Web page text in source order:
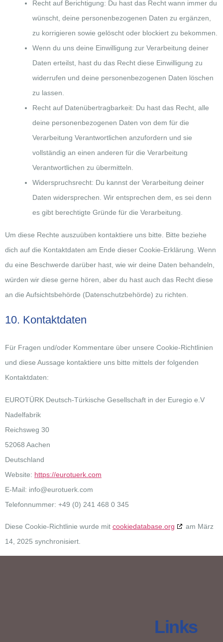
Recht auf Berichtigung: Du hast das Recht wann immer du
wünscht, deine personenbezogenen Daten zu ergänzen,
zu korrigieren sowie gelöscht oder blockiert zu bekommen.
Wenn du uns deine Einwilligung zur Verarbeitung deiner
Daten erteilst, hast du das Recht diese Einwilligung zu
widerrufen und deine personenbezogenen Daten löschen
zu lassen.
Recht auf Datenübertragbarkeit: Du hast das Recht, alle
deine personenbezogenen Daten von dem für die
Verarbeitung Verantwortlichen anzufordern und sie
vollständig an einen anderen für die Verarbeitung
Verantwortlichen zu übermitteln.
Widerspruchsrecht: Du kannst der Verarbeitung deiner
Daten widersprechen. Wir entsprechen dem, es sei denn
es gibt berechtigte Gründe für die Verarbeitung.
Um diese Rechte auszuüben kontaktiere uns bitte. Bitte beziehe
dich auf die Kontaktdaten am Ende dieser Cookie-Erklärung. Wenn
du eine Beschwerde darüber hast, wie wir deine Daten behandeln,
würden wir diese gerne hören, aber du hast auch das Recht diese
an die Aufsichtsbehörde (Datenschutzbehörde) zu richten.
10. Kontaktdaten
Für Fragen und/oder Kommentare über unsere Cookie-Richtlinien
und diese Aussage kontaktiere uns bitte mittels der folgenden
Kontaktdaten:
EUROTÜRK Deutsch-Türkische Gesellschaft in der Euregio e.V
Nadelfabrik
Reichsweg 30
52068 Aachen
Deutschland
Website: https://eurotuerk.com
E-Mail: info@eurotuerk.com
Telefonnummer: +49 (0) 241 468 0 345
Diese Cookie-Richtlinie wurde mit cookiedatabase.org
am März
14, 2025 synchronisiert.
Links